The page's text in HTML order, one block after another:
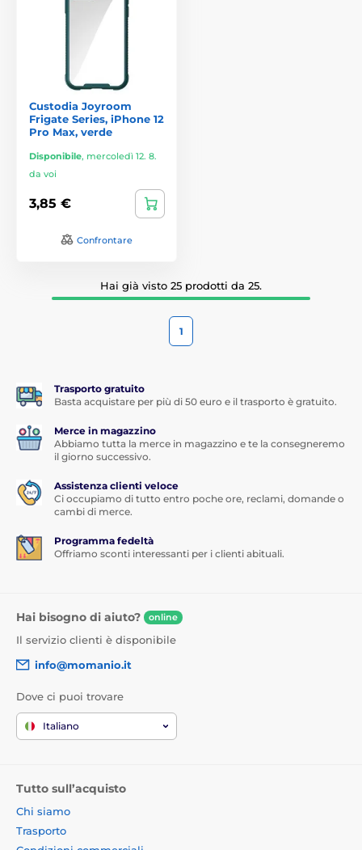
Custodia Joyroom
Frigate Series, iPhone 12
Pro Max, verde
Disponibile, mercoledì 12. 8.
da voi
3,85 €
Confrontare
Hai già visto 25 prodotti da 25.
1
Trasporto gratuito
Basta acquistare per più di 50 euro e il trasporto è gratuito.
Merce in magazzino
Abbiamo tutta la merce in magazzino e te la consegneremo
il giorno successivo.
Assistenza clienti veloce
Ci occupiamo di tutto entro poche ore, reclami, domande o
cambi di merce.
Programma fedeltà
Offriamo sconti interessanti per i clienti abituali.
Hai bisogno di aiuto? online
Il servizio clienti è disponibile
info@momanio.it
Dove ci puoi trovare
Italiano
Tutto sull’acquisto
Chi siamo
Trasporto